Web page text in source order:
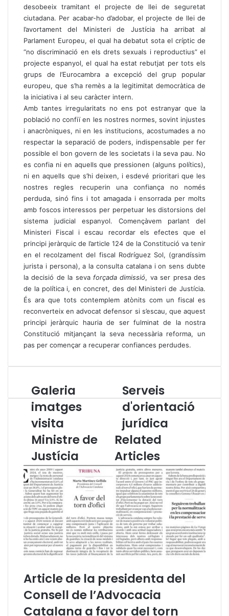
desobeeix tramitant el projecte de llei de seguretat
ciutadana. Per acabar-ho d’adobar, el projecte de llei de
l’avortament del Ministeri de Justícia ha arribat al
Parlament Europeu, el qual ha debatut sota el críptic de
“no discriminació en els drets sexuals i reproductius” el
projecte espanyol, el qual ha estat rebutjat per tots els
grups de l’Eurocambra a excepció del grup popular
europeu, que s’ha remès a la legitimitat democràtica de
la iniciativa i al seu caràcter intern.
Amb tantes irregularitats no ens pot estranyar que la
població no confiï en les nostres normes, sovint injustes
i anacròniques, ni en les institucions, acostumades a no
respectar la separació de poders, indispensable per fer
possible el bon govern de les societats i la seva pau. No
es confia ni en aquells que pressionen (alguns polítics),
ni en aquells que s’hi deixen, i esdevé prioritari que les
nostres regles recuperin una confiança no només
perduda, sinó fins i tot amagada i ensorrada per molts
amb foscos interessos per perpetuar les distorsions del
sistema judicial espanyol. Començàvem parlant del
Ministeri Fiscal i escau recordar els efectes que el
principi jeràrquic de l’article 124 de la Constitució va tenir
en el recolzament del fiscal Rodríguez Sol, (grandíssim
jurista i persona), a la consulta catalana i on sens dubte
la decisió de la seva forçada dimissió, va ser presa des
de la política i, en concret, des del Ministeri de Justícia.
És ara que tots contemplem atònits com un fiscal es
reconverteix en advocat defensor si s’escau, que aquest
principi jeràrquic hauria de ser fulminat de la nostra
Constitució mitjançant la seva necessària reforma, un
pas per començar a recuperar confiances perdudes.
G
a
e
m
a
t
g
e
s
v
i
t
a
i
Galeria
imatges
visita
Ministre de
Justícia
S
e
r
v
e
i
s
d
'
o
r
i
e
n
t
a
ó
j
r
Serveis
d'orientació
jurídica
Related
Articles
Article de la presidenta del
Consell de l’Advocacia
Catalana a favor del torn